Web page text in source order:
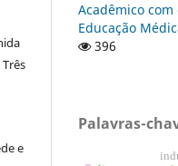
e
Acadêmico
Educação
396
Palavras-